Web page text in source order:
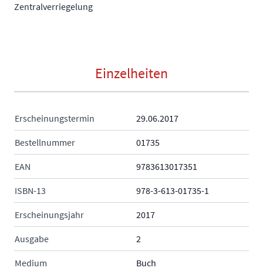
Zentralverriegelung
Einzelheiten
Erscheinungstermin 29.06.2017
Bestellnummer 01735
EAN 9783613017351
ISBN-13 978-3-613-01735-1
Erscheinungsjahr 2017
Ausgabe 2
Medium Buch